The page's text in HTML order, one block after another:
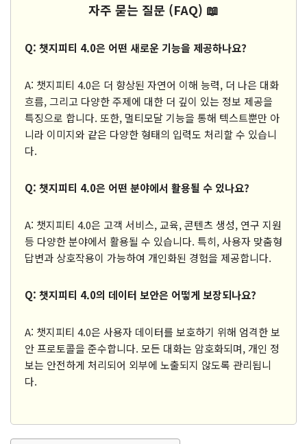
자주 묻는 질문 (FAQ) 📖
Q: 챗지피티 4.0은 어떤 새로운 기능을 제공하나요?
A: 챗지피티 4.0은 더 향상된 자연어 이해 능력, 더 나은 대화
흐름, 그리고 다양한 주제에 대한 더 깊이 있는 정보 제공을
특징으로 합니다. 또한, 멀티모달 기능을 통해 텍스트뿐만 아
니라 이미지와 같은 다양한 형태의 입력도 처리할 수 있습니
다.
Q: 챗지피티 4.0은 어떤 분야에서 활용될 수 있나요?
A: 챗지피티 4.0은 고객 서비스, 교육, 콘텐츠 생성, 연구 지원
등 다양한 분야에서 활용될 수 있습니다. 특히, 사용자 맞춤형
답변과 상호작용이 가능하여 개인화된 경험을 제공합니다.
Q: 챗지피티 4.0의 데이터 보안은 어떻게 보장되나요?
A: 챗지피티 4.0은 사용자 데이터를 보호하기 위해 엄격한 보
안 프로토콜을 준수합니다. 모든 대화는 암호화되며, 개인 정
보는 안전하게 처리되어 외부에 노출되지 않도록 관리됩니
다.